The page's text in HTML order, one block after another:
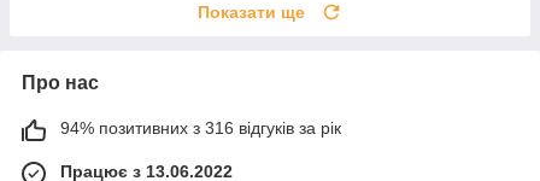
Показати ще
Про нас
94% позитивних з 316 відгуків за рік
Працює з 13.06.2022